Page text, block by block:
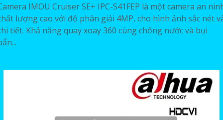
IMOU Cruiser SE+ IPC-S41FEP là một camera an
lượng cao với độ phân giải 4MP, cho hình ảnh sắc nét
tiết. Khả năng quay xoay 360 cùng chống nước và bụi